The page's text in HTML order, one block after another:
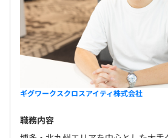
ギグワークスクロスアイティ株式会社
職務内容